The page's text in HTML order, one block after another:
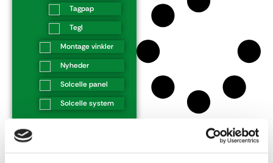
Tagpap
Tegl
Montage vinkler
Nyheder
Solcelle panel
Solcelle system